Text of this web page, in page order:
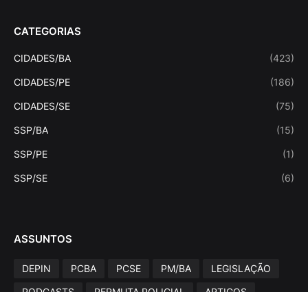
CATEGORIAS
CIDADES/BA (423)
CIDADES/PE (186)
CIDADES/SE (75)
SSP/BA (15)
SSP/PE (1)
SSP/SE (6)
ASSUNTOS
DEPIN PCBA PCSE PM/BA
LEGISLAÇÃO